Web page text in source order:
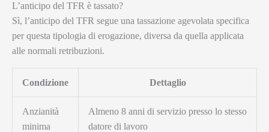
L’anticipo del TFR è tassato?
Sì, l’anticipo del TFR segue una tassazione agevolata specifica
per questa tipologia di erogazione, diversa da quella applicata
alle normali retribuzioni.
Condizione Dettaglio
Anzianità
minima
Almeno 8 anni di servizio presso lo stesso
datore di lavoro